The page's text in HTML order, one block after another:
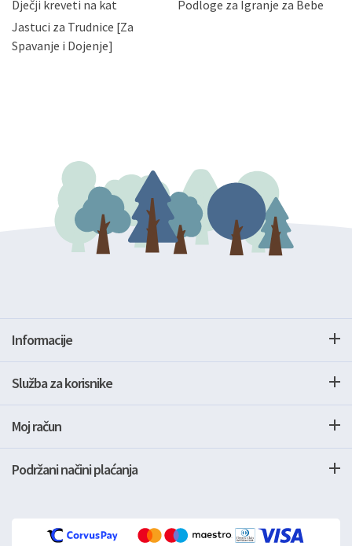
zatražiti prestanak aktivnosti obrade Vaših osobnih
podataka. Opoziv privole možete podnijeti poštom na
gore navedenu adresu ili e-mailom na adresu:
Dječji kreveti na kat
Podloge za Igranje za Bebe
Jastuci za Trudnice [Za
Spavanje i Dojenje]
Informacije
Služba za korisnike
Moj račun
Podržani načini plaćanja